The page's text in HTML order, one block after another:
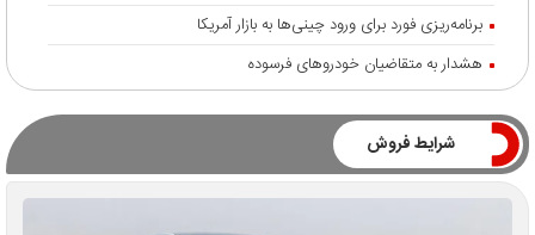
برنامه‌ریزی فورد برای ورود چینی‌ها به بازار آمریکا
هشدار به متقاضیان خودروهای فرسوده
شرایط فروش